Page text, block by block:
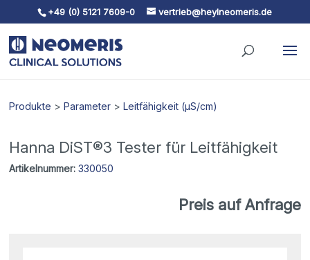
Skip To Content
+49 (0) 5121 7609-0 vertrieb@heylneomeris.de
Produkte >Parameter >Leitfähigkeit (µS/cm)
Hanna DiST®3 Tester für Leitfähigkeit
Artikelnummer: 330050
Preis auf Anfrage